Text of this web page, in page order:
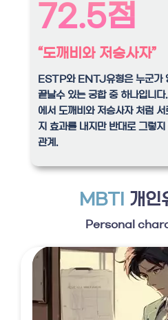
72.5점
“도깨비와 저승사자”
ESTP와 ENTJ유형은 누군가
끝날수 있는 궁합 중 하나입니다
에서 도깨비와 저승사자 처럼
지 효과를 내지만 반대로 그렇
관계.
MBTI 개인
Personal